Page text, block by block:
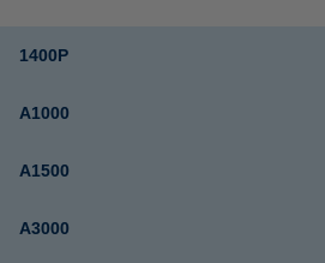
1400P
A1000
A1500
A3000